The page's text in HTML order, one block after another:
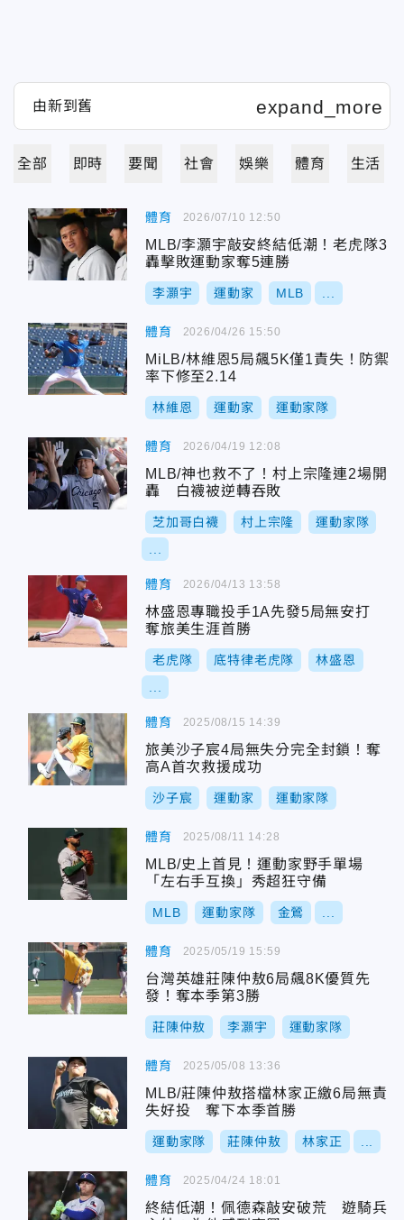
全部 即時 要聞 社會 娛樂 體育 生活
體育
MLB/李灝宇敲安終結低潮！老虎隊3
轟擊敗運動家奪5連勝
李灝宇 運動家 MLB
2026/07/10 12:50
體育
MiLB/林維恩5局飆5K僅1責失！防禦
率下修至2.14
林維恩 運動家 運動家隊
2026/04/26 15:50
體育
MLB/神也救不了！村上宗隆連2場開
轟 白襪被逆轉吞敗
芝加哥白襪 村上宗隆 運動家隊
2026/04/19 12:08
體育
林盛恩專職投手1A先發5局無安打
奪旅美生涯首勝
老虎隊 底特律老虎隊 林盛恩
2026/04/13 13:58
體育
旅美沙子宸4局無失分完全封鎖！奪
高A首次救援成功
沙子宸 運動家 運動家隊
2025/08/15 14:39
體育
MLB/史上首見！運動家野手單場
「左右手互換」秀超狂守備
MLB 運動家隊 金鶯
2025/08/11 14:28
體育
台灣英雄莊陳仲敖6局飆8K優質先
發！奪本季第3勝
莊陳仲敖 李灝宇 運動家隊
2025/05/19 15:59
體育
MLB/莊陳仲敖搭檔林家正繳6局無責
失好投 奪下本季首勝
運動家隊 莊陳仲敖 林家正
2025/05/08 13:36
體育
終結低潮！佩德森敲安破荒 遊騎兵
2025/04/24 18:01